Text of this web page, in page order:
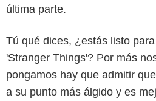
última parte.
Tú qué dices, ¿estás listo
'Stranger Things'? Por más
pongamos hay que admitir
a su punto más álgido y es